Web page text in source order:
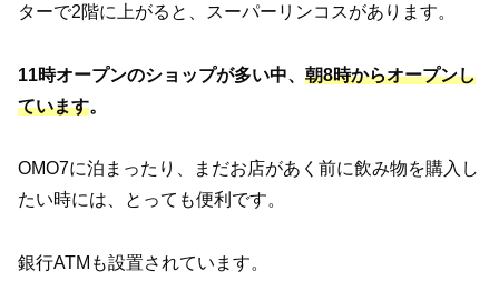
ターで2階に上がると、スーパーリンコスがあります。
11時オープンのショップが多い中、 朝8時からオープンし
ています。
OMO7に泊まったり、まだお店があく前に飲み物を購入し
たい時には、とっても便利です。
銀行ATMも設置されています。